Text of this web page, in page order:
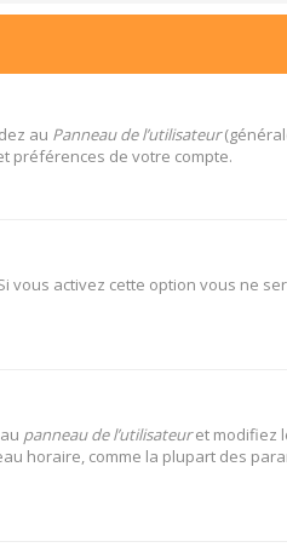
au Panneau de l’utilisateur
préférences de votre compte.
vous activez cette option vous ne
panneau de l’utilisateuret modifiez
horaire, comme la plupart des